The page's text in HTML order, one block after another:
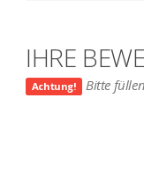
IHRE
Achtung! Bitte